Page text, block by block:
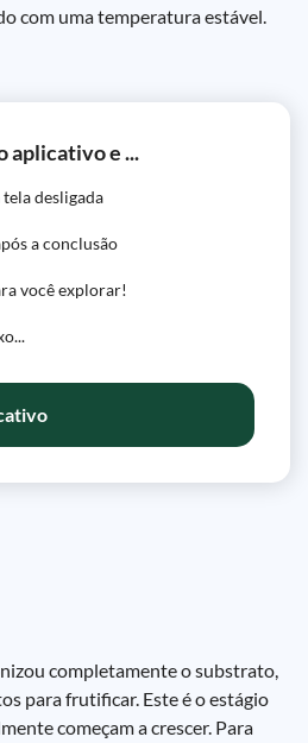
com uma temperatura estável.
aplicativo e ...
desligada
a conclusão
você explorar!
completamente o substrato,
para frutificar. Este é o estágio
começam a crescer. Para